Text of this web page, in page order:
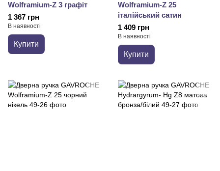
Wolframium-Z 3 графіт
1 367 грн
В наявності
Купити
Wolframium-Z 25
італійський сатин
1 409 грн
В наявності
Купити